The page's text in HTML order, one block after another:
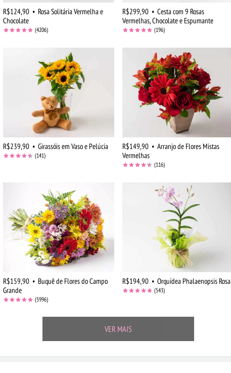
R$124,90 • Rosa Solitária Vermelha e
Chocolate
(4206)
R$299,90 • Cesta com 9 Rosas
Vermelhas, Chocolate e Espumante
(196)
R$239,90 • Girassóis em Vaso e Pelúcia
(141)
R$149,90 • Arranjo de Flores Mistas
Vermelhas
(116)
R$159,90 • Buquê de Flores do Campo
Grande
(5996)
R$194,90 • Orquídea Phalaenopsis Rosa
(543)
VER MAIS